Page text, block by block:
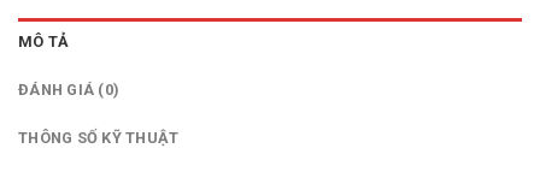
MÔ TẢ
ĐÁNH GIÁ (0)
THÔNG SỐ KỸ THUẬT